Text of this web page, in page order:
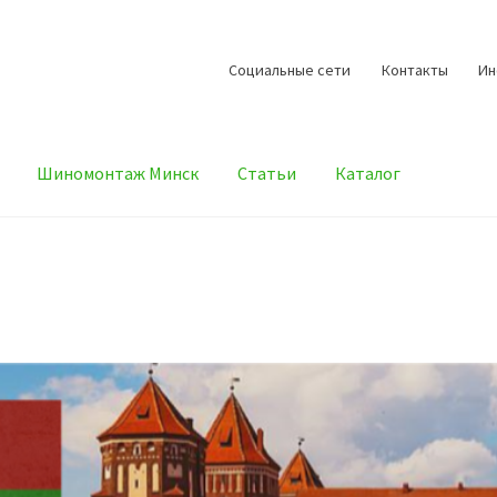
Cоциальные сети Контакты
Шиномонтаж Минск Статьи Каталог